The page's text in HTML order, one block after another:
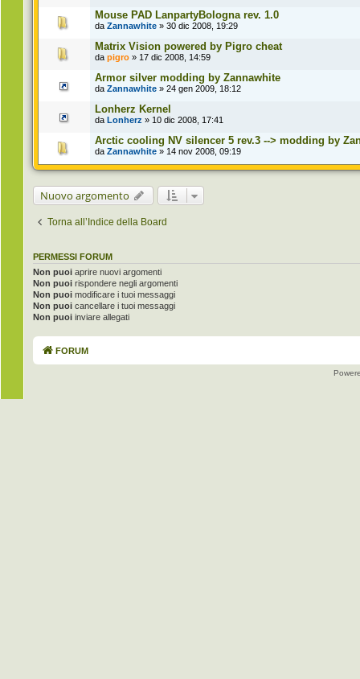
Mouse PAD LanpartyBologna rev. 1.0
da Zannawhite » 30 dic 2008, 19:29
Matrix Vision powered by Pigro cheat
da pigro » 17 dic 2008, 14:59
Armor silver modding by Zannawhite
da Zannawhite » 24 gen 2009, 18:12
Lonherz Kernel
da Lonherz » 10 dic 2008, 17:41
Arctic cooling NV silencer 5 rev.3 --> modding by
da Zannawhite » 14 nov 2008, 09:19
Nuovo argomento
Torna all’Indice della Board
PERMESSI FORUM
Non puoi aprire nuovi argomenti
Non puoi rispondere negli argomenti
Non puoi modificare i tuoi messaggi
Non puoi cancellare i tuoi messaggi
Non puoi inviare allegati
FORUM